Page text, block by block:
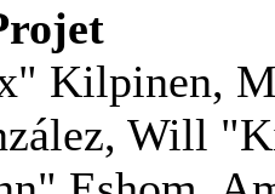
Kilpinen,
Will